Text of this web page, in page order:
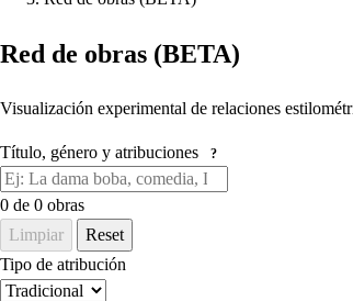
Red de obras (BETA)
Visualización experimental de relaciones
Título, género y atribuciones ?
0 de 0 obras
Limpiar
Reset
Tipo de atribución